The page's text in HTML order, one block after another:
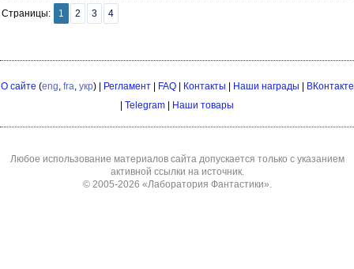
Страницы: 1 2 3 4
О сайте (eng, fra, укр) | Регламент| FAQ| Контакты Наши награды
ВКонтакте
Telegram Наши товары
Любое использование материалов сайта допускается только с указанием
активной ссылки на источник.
© 2005-2026 «Лаборатория Фантастики».